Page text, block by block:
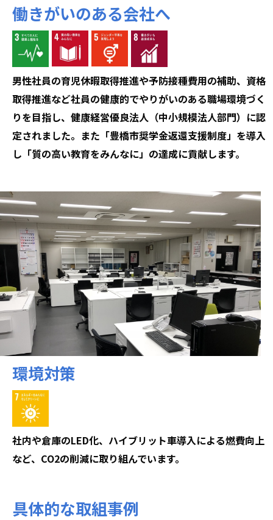
働きがいのある会社へ
男性社員の育児休暇取得推進や予防接種費用の補助、資格
取得推進など社員の健康的でやりがいのある職場環境づく
りを目指し、健康経営優良法人（中小規模法人部門）に認
定されました。また「豊橋市奨学金返還支援制度」を導入
し「質の高い教育をみんなに」の達成に貢献します。
環境対策
社内や倉庫のLED化、ハイブリット車導入による燃費向上
など、CO2の削減に取り組んでいます。
具体的な取組事例